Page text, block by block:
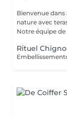
Bienvenue dans notre salon de coiffure
nature avec terasse extérieure
Notre équipe de
Rituel